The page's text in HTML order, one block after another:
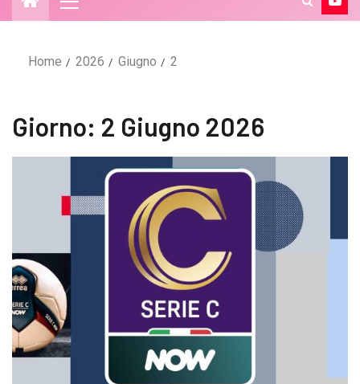
Home 2026 Giugno 2
Giorno: 2 Giugno 2026